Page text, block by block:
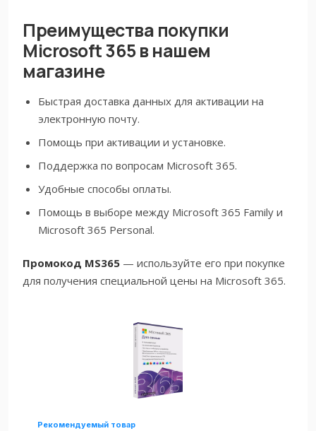
Преимущества покупки
Microsoft 365 в нашем
магазине
Быстрая доставка данных для активации на
электронную почту.
Помощь при активации и установке.
Поддержка по вопросам Microsoft 365.
Удобные способы оплаты.
Помощь в выборе между Microsoft 365 Family и
Microsoft 365 Personal.
Промокод MS365 — используйте его при покупке
для получения специальной цены на Microsoft 365.
Рекомендуемый товар